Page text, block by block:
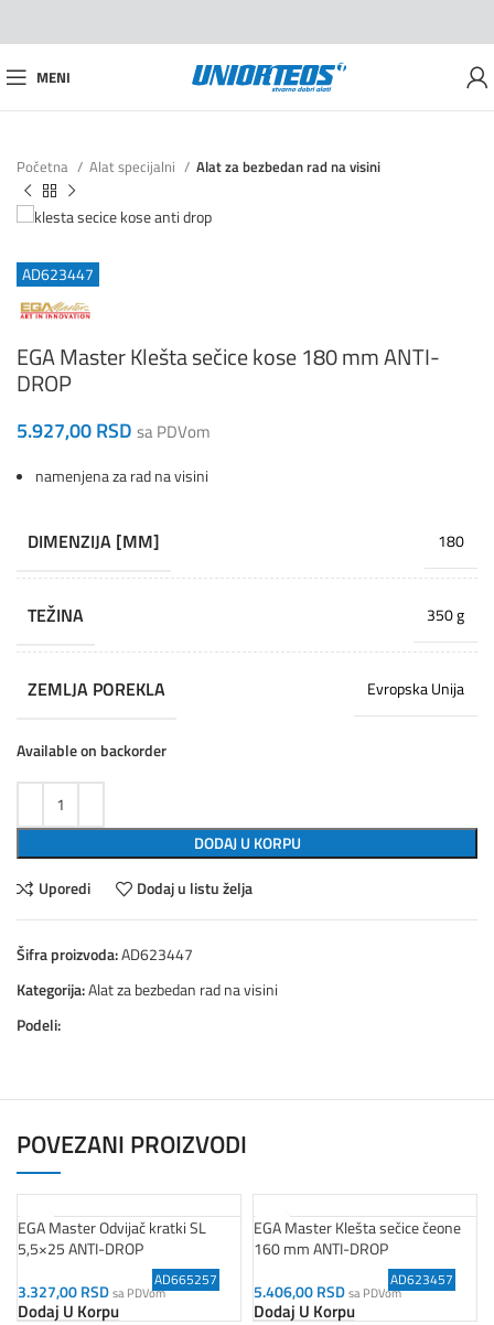
MENI
Početna Alat specijalni Alat za bezbedan rad na visini
AD623447
EGA Master Klešta sečice kose 180 mm ANTI-
DROP
5.927,00RSD sa PDVom
namenjena za rad na visini
DIMENZIJA [MM] 180
TEŽINA 350 g
ZEMLJA POREKLA Evropska Unija
Available on backorder
DODAJ U KORPU
Uporedi
Dodaj u listu želja
Šifra proizvoda:AD623447
Kategorija:Alat za bezbedan rad na visini
Podeli:
POVEZANI PROIZVODI
EGA Master Odvijač kratki SL
5,5×25 ANTI-DROP
3.327,00RSDsa PDVom
Dodaj U Korpu
AD665257
EGA Master Klešta sečice čeone
160 mm ANTI-DROP
5.406,00RSDsa PDVom
Dodaj U Korpu
AD623457